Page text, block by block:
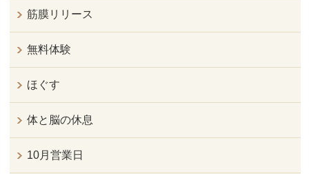
筋膜リリース
無料体験
ほぐす
体と脳の休息
10月営業日